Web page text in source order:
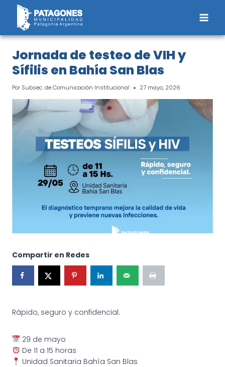
Saltar
contenido
Jornada de testeo de VIH y
Sífilis en Bahía San Blas
Por Subsec. de Comunicación Institucional 27 mayo, 2026
Compartir en Redes
Rápido, seguro y confidencial.
29 de mayo
De 11 a 15 horas
Unidad Sanitaria Bahía San Blas